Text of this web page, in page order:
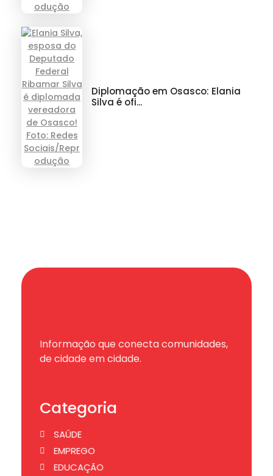
Diplomação em Osasco: Elania
Silva é ofi...
Informação que conecta comunidades,
de cidade em cidade.
Categoria
SAÚDE
EMPREGO
EDUCAÇÃO